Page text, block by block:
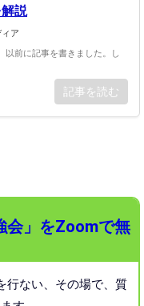
説
ア
以前に記事を書きました。し
記事を読む
会」をZoomで無
ない、 その場で、質